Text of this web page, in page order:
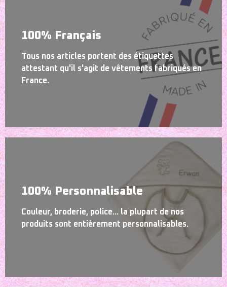
100% Français
Tous nos articles portent des étiquettes
attestant qu'il s'agit de vêtements fabriqués en
France.
100% Personnalisable
Couleur, broderie, police... la plupart de nos
produits sont entièrement personnalisables.